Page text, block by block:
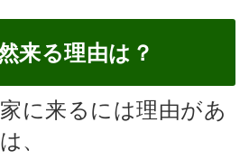
来る理由は？
に来るには理由があ
、